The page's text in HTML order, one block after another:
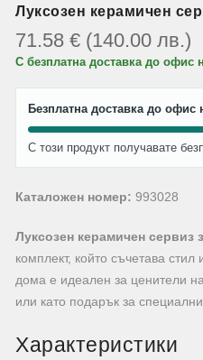
Луксозен керамичен
71.58 € (140.00 лв.)
С безплатна доставка до офис
Безплатна доставка до офис
С този продукт получавате
Каталожен номер: 993028
Луксозен керамичен сервиз
комплект, който съчетава
дома е идеален за ценители
или като подарък за
Характеристики